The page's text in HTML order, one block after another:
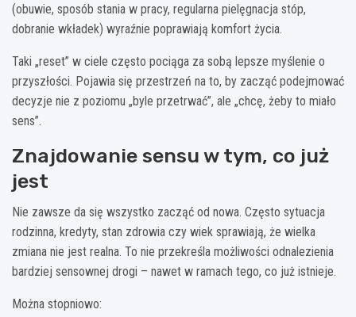
(obuwie, sposób stania w pracy, regularna pielęgnacja stóp,
dobranie wkładek) wyraźnie poprawiają komfort życia.
Taki „reset” w ciele często pociąga za sobą lepsze myślenie o
przyszłości. Pojawia się przestrzeń na to, by zacząć podejmować
decyzje nie z poziomu „byle przetrwać”, ale „chcę, żeby to miało
sens”.
Znajdowanie sensu w tym, co już
jest
Nie zawsze da się wszystko zacząć od nowa. Często sytuacja
rodzinna, kredyty, stan zdrowia czy wiek sprawiają, że wielka
zmiana nie jest realna. To nie przekreśla możliwości odnalezienia
bardziej sensownej drogi – nawet w ramach tego, co już istnieje.
Można stopniowo: